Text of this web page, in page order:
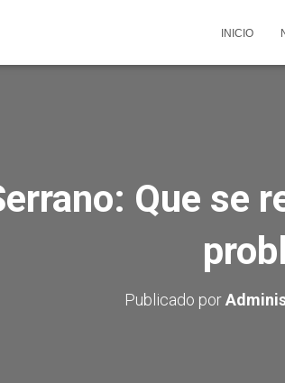
INICIO
Que se
Publicado por